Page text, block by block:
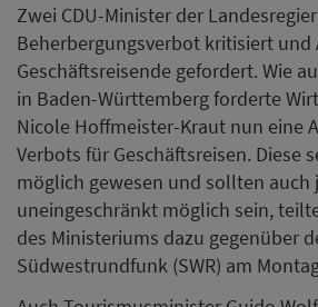
Zwei CDU-Minister der
Beherbergungsverbot kritisiert und
Geschäftsreisende gefordert. Wie
in Baden-Württemberg forderte
Nicole Hoffmeister-Kraut nun eine
Verbots für Geschäftsreisen. Diese
möglich gewesen und sollten auch
uneingeschränkt möglich sein,
des Ministeriums dazu gegenüber
Südwestrundfunk (SWR) am